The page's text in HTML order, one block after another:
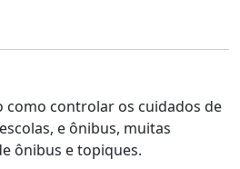
como controlar os cuidados de
e ônibus, muitas
ônibus e topiques.